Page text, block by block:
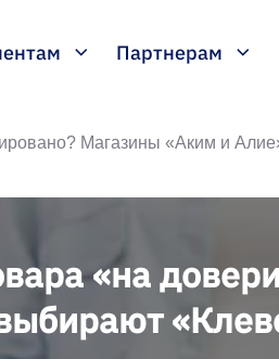
Партнерам
Магазины «Аким и
«на